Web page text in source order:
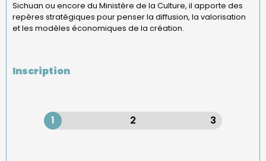
Sichuan ou encore du Ministère de la Culture, il apporte des
repères stratégiques pour penser la diffusion, la valorisation
et les modèles économiques de la création.
Inscription